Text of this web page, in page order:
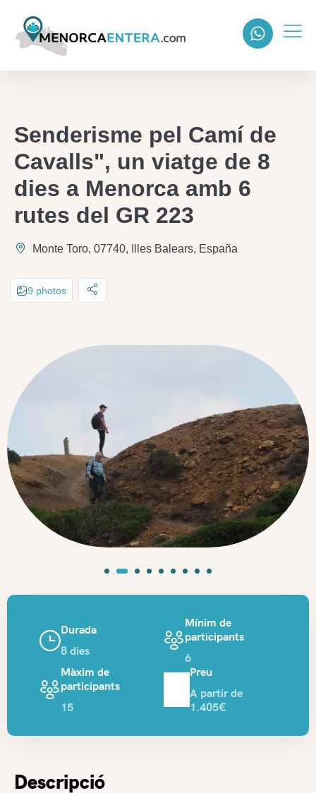
Senderisme pel Camí de
Cavalls", un viatge de 8
dies a Menorca amb 6
rutes del GR 223
Monte Toro, 07740, Illes Balears, España
9 photos
Durada
8 dies
Mínim de
participants
6
Màxim de
participants
15
Preu
A partir de
1.405€
Descripció